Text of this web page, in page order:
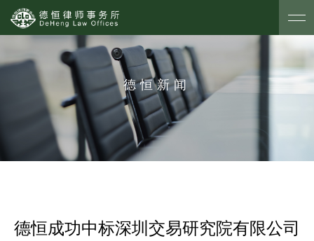
德恒新闻
德恒成功中标深圳交易研究院有限公司